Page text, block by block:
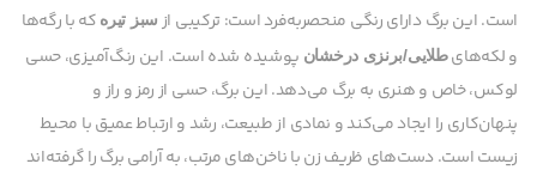
است. این برگ دارای رنگی منحصربه‌فرد است: ترکیبی از سبز تیره که با رگه‌ها
و لکه‌هایطلایی/برنزی درخشان پوشیده شده است. این رنگ‌آمیزی، حسی
لوکس، خاص و هنری به برگ می‌دهد. این برگ، حسی از رمز و راز و
پنهان‌کاری را ایجاد می‌کند و نمادی از طبیعت، رشد و ارتباط عمیق با محیط
زیست است. دست‌های ظریف زن با ناخن‌های مرتب، به آرامی برگ را گرفته‌اند